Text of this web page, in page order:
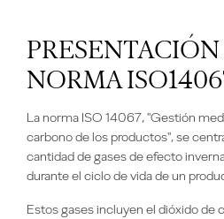
NORMA
La norma ISO 14067, "Gestión
carbono de los productos", se
cantidad de gases de efecto
durante el ciclo de vida de un
Estos gases incluyen el dióxido de